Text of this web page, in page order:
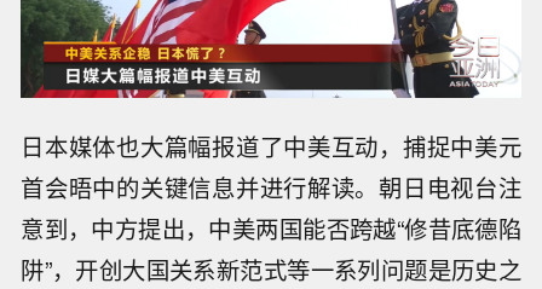
日本媒体也大篇幅报道了中美互动，捕捉中美元
首会晤中的关键信息并进行解读。朝日电视台注
意到，中方提出，中美两国能否跨越“修昔底德陷
阱”，开创大国关系新范式等一系列问题是历史之